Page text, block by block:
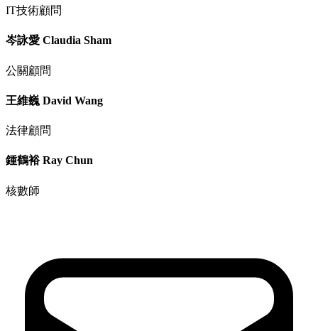
IT技術顧問
岑詠愛 Claudia Sham
公關顧問
王維巍 David Wang
法律顧問
鍾鶴裕 Ray Chun
核數師